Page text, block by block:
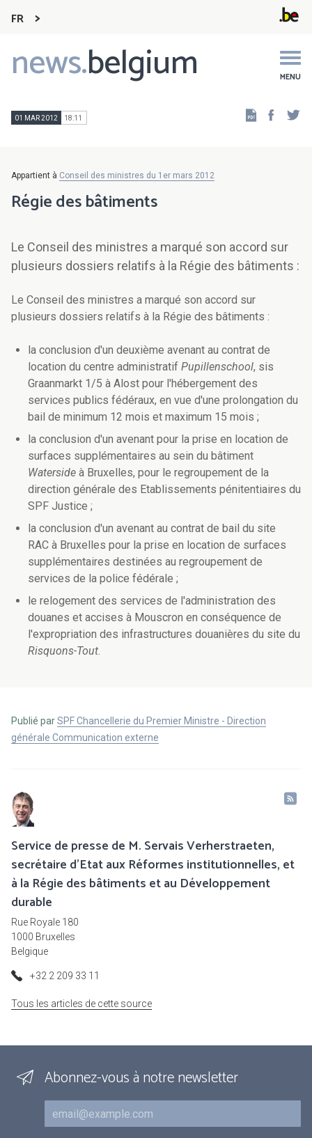
FR
news.belgium MENU
Main
navigation
01 MAR 2012 18:11
Appartient à Conseil des ministres du 1er mars 2012
Régie des bâtiments
Le Conseil des ministres a marqué son accord sur
plusieurs dossiers relatifs à la Régie des bâtiments :
Le Conseil des ministres a marqué son accord sur
plusieurs dossiers relatifs à la Régie des bâtiments :
la conclusion d'un deuxième avenant au contrat de
location du centre administratif Pupillenschool, sis
Graanmarkt 1/5 à Alost pour l'hébergement des
services publics fédéraux, en vue d'une prolongation du
bail de minimum 12 mois et maximum 15 mois ;
la conclusion d'un avenant pour la prise en location de
surfaces supplémentaires au sein du bâtiment
Waterside à Bruxelles, pour le regroupement de la
direction générale des Etablissements pénitentiaires du
SPF Justice ;
la conclusion d'un avenant au contrat de bail du site
RAC à Bruxelles pour la prise en location de surfaces
supplémentaires destinées au regroupement de
services de la police fédérale ;
le relogement des services de l'administration des
douanes et accises à Mouscron en conséquence de
l'expropriation des infrastructures douanières du site du
Risquons-Tout.
Publié parSPF Chancellerie du Premier Ministre - Direction
générale Communication externe
Service de presse de M. Servais Verherstraeten,
secrétaire d'Etat aux Réformes institutionnelles, et
à la Régie des bâtiments et au Développement
durable
Rue Royale 180
1000 Bruxelles
Belgique
+32 2 209 33 11
Tous les articles de cette source
Abonnez-vous à notre newsletter
Courriel